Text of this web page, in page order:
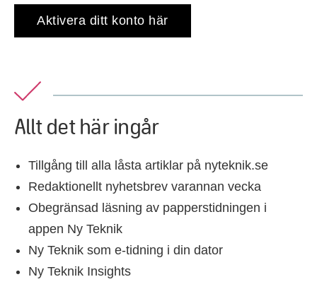
Aktivera ditt konto här
Allt det här ingår
Tillgång till alla låsta artiklar på nyteknik.se
Redaktionellt nyhetsbrev varannan vecka
Obegränsad läsning av papperstidningen i
appen Ny Teknik
Ny Teknik som e-tidning i din dator
Ny Teknik Insights